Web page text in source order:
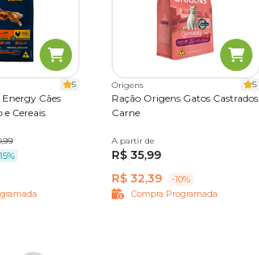
5
Cães
Cereais
Origens 5
Ração Origens Gatos Castrados
Carne
1 kg 3 kg
A partir de
R$ 35,99
R$ 32,39
-10%
Compra Programada